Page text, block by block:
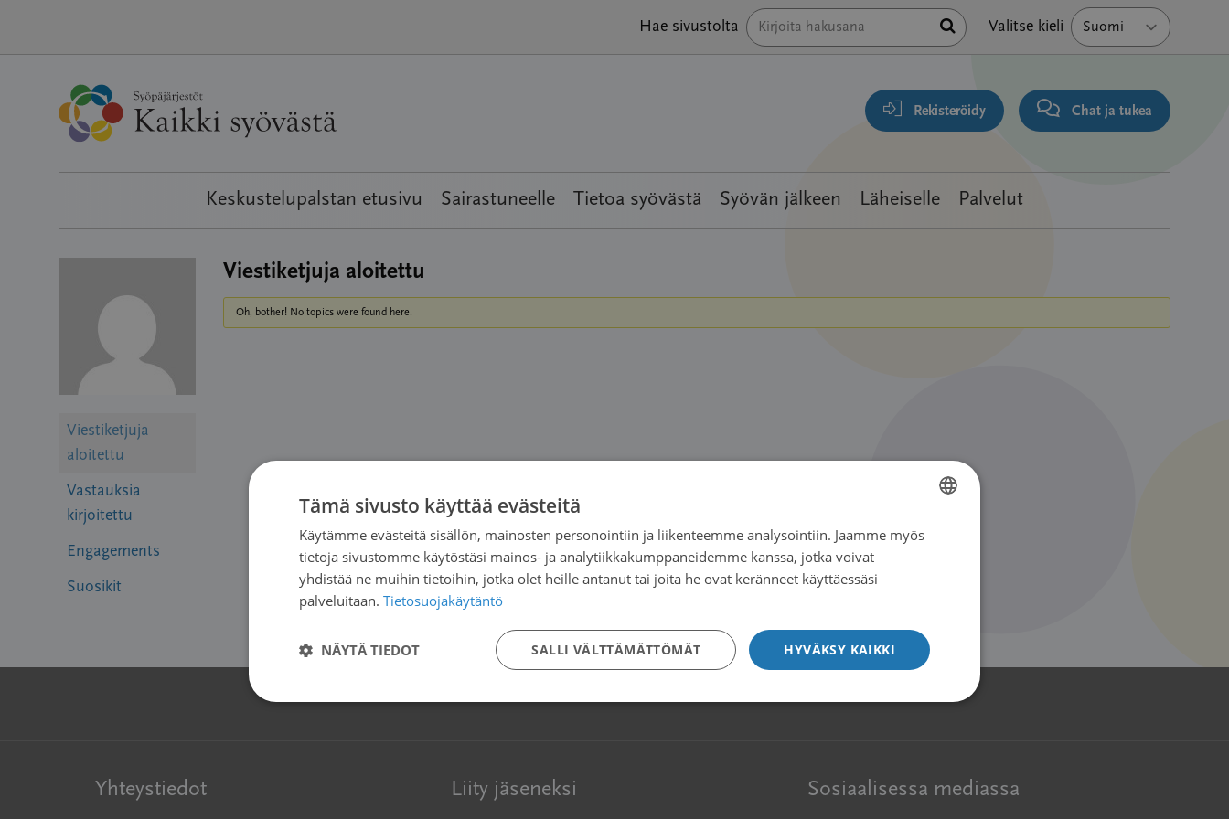
Hae sivustolta Hae Valitse kieli
sisältöön
Rekisteröidy Chat ja tukea
Keskustelupalstan etusivu Sairastuneelle Tietoa syövästä Syövän jälkeen Läheiselle Palvelut
Viestiketjuja
aloitettu
Vastauksia
kirjoitettu
Engagements
Suosikit
Viestiketjuja aloitettu
Oh, bother! No topics were found here.
Yhteystiedot Liity jäseneksi Sosiaalisessa mediassa
FINNISH
Tämä sivusto käyttää evästeitä
Käytämme evästeitä sisällön, mainosten personointiin ja liikenteemme analysointiin. Jaamme myös
tietoja sivustomme käytöstäsi mainos- ja analytiikkakumppaneidemme kanssa, jotka voivat
yhdistää ne muihin tietoihin, jotka olet heille antanut tai joita he ovat keränneet käyttäessäsi
palveluitaan. Tietosuojakäytäntö
HYVÄKSY KAIKKI
SALLI VÄLTTÄMÄTTÖMÄT
NÄYTÄ TIEDOT